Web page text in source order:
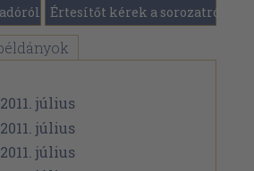
Értesítőt kérek a sorozatról